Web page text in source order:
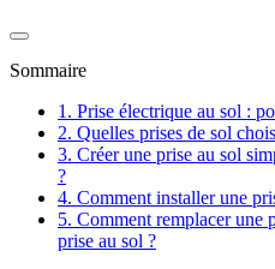
Sommaire
1. Prise électrique au sol :
2. Quelles prises de sol
3. Créer une prise au sol
?
4. Comment installer une
5. Comment remplacer une
prise au sol ?